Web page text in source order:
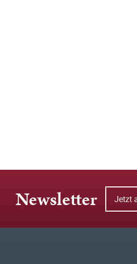
Newsletter Jetzt